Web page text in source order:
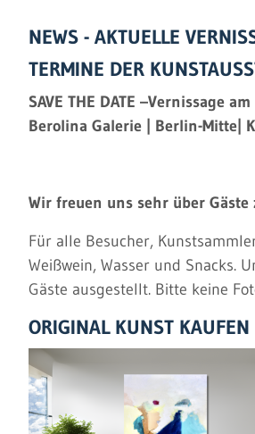
NEWS - AKTUELLE
TERMINE DER
SAVE THE DATE –Vernissage
Berolina Galerie | Berlin-Mitte|
Wir freuen uns sehr über
Für alle Besucher,
Weißwein, Wasser und Snacks.
Gäste ausgestellt. Bitte keine
ORIGINAL KUNST